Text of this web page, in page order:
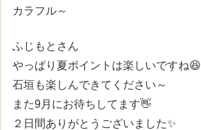
カラフル～
ふじもとさん
やっぱり夏ポイントは楽しいですね😆
石垣も楽しんできてください～
また9月にお待ちしてます👋
２日間ありがとうございました✨